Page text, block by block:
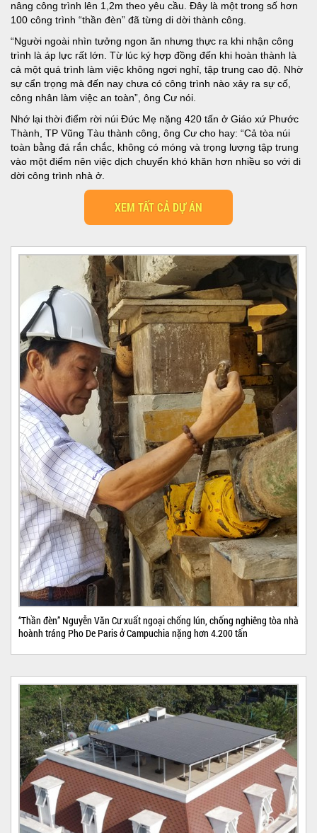
nâng công trình lên 1,2m theo yêu cầu. Đây là một trong số hơn
100 công trình “thần đèn” đã từng di dời thành công.
“Người ngoài nhìn tưởng ngon ăn nhưng thực ra khi nhận công
trình là áp lực rất lớn. Từ lúc ký hợp đồng đến khi hoàn thành là
cả một quá trình làm việc không ngơi nghỉ, tập trung cao độ. Nhờ
sự cẩn trọng mà đến nay chưa có công trình nào xảy ra sự cố,
công nhân làm việc an toàn”, ông Cư nói.
Nhớ lại thời điểm rời núi Đức Mẹ nặng 420 tấn ở Giáo xứ Phước
Thành, TP Vũng Tàu thành công, ông Cư cho hay: “Cả tòa núi
toàn bằng đá rắn chắc, không có móng và trọng lượng tập trung
vào một điểm nên việc dịch chuyển khó khăn hơn nhiều so với di
dời công trình nhà ở.
XEM TẤT CẢ DỰ ÁN
“Thần đèn” Nguyễn Văn Cư xuất ngoại chống lún, chống nghiêng tòa nhà
hoành tráng Pho De Paris ở Campuchia nặng hơn 4.200 tấn